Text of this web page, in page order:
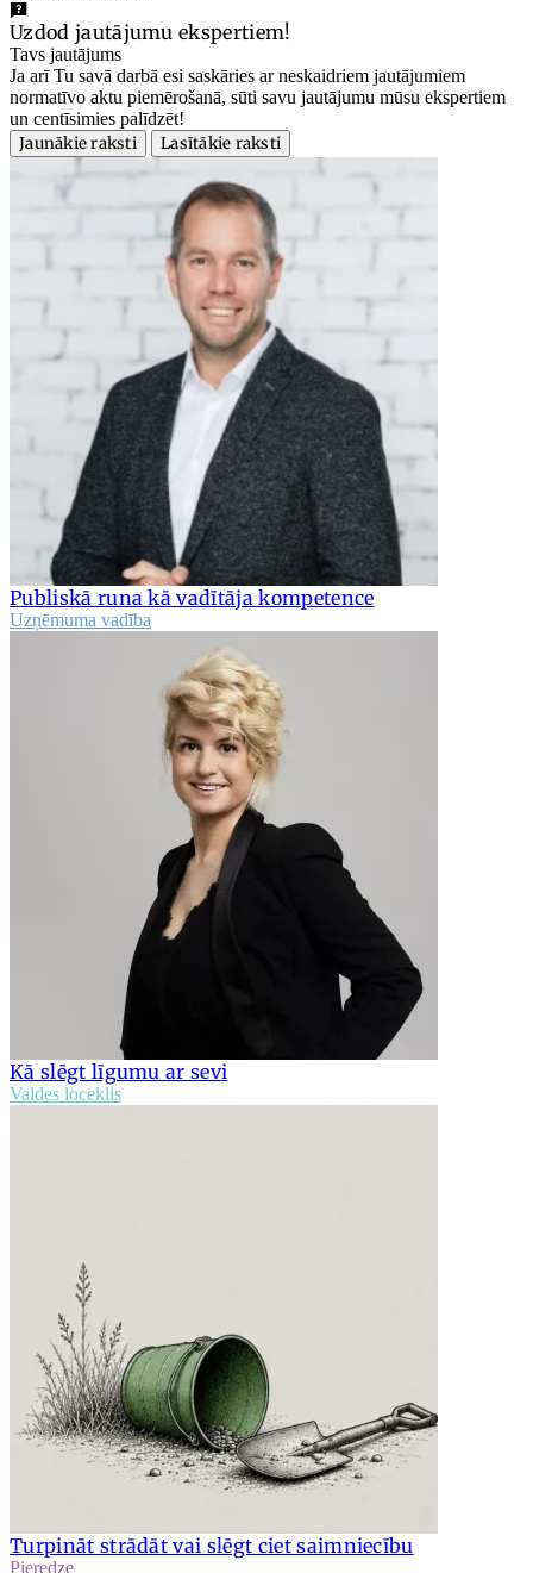
Uzdod jautājumu ekspertiem!
Tavs jautājums
Ja arī Tu savā darbā esi saskāries ar neskaidriem jautājumiem
normatīvo aktu piemērošanā, sūti savu jautājumu mūsu ekspertiem
un centīsimies palīdzēt!
Jaunākie raksti
Lasītākie raksti
Publiskā runa kā vadītāja kompetence
Uzņēmuma vadība
Kā slēgt līgumu ar sevi
Valdes loceklis
Turpināt strādāt vai slēgt ciet saimniecību
Pieredze